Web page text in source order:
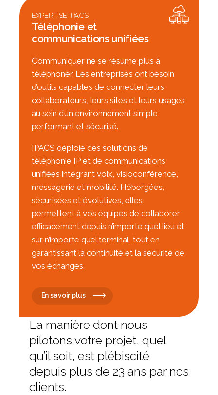
EXPERTISE IPACS
Téléphonie et
communications unifiées
Communiquer ne se résume plus à
téléphoner. Les entreprises ont besoin
d’outils capables de connecter leurs
collaborateurs, leurs sites et leurs usages
au sein d’un environnement simple,
performant et sécurisé.
IPACS déploie des solutions de
téléphonie IP et de communications
unifiées intégrant voix, visioconférence,
messagerie et mobilité. Hébergées,
sécurisées et évolutives, elles
permettent à vos équipes de collaborer
efficacement depuis n’importe quel lieu et
sur n’importe quel terminal, tout en
garantissant la continuité et la sécurité de
vos échanges.
En savoir plus
La manière dont nous
pilotons votre projet, quel
qu’il soit, est plébiscité
depuis plus de 23 ans par nos
clients.